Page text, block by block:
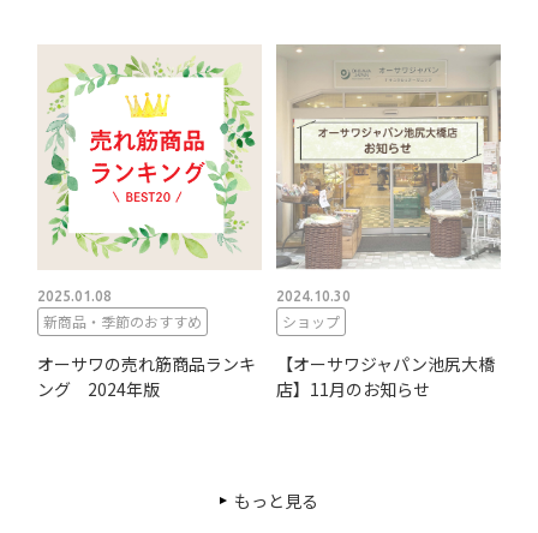
2025.01.08
新商品・季節のおすすめ
オーサワの売れ筋商品ランキ
ング 2024年版
2024.10.30
ショップ
【オーサワジャパン池尻大橋
店】11月のお知らせ
もっと見る